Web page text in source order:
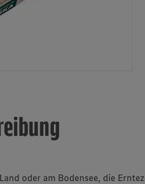
oder am Bodensee, die